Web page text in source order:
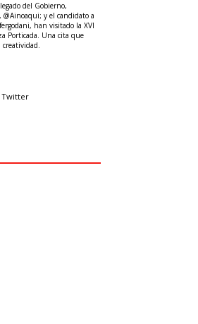
del Gobierno,
@Ainoaqui; y el candidato a
han visitado la XVI
Porticada. Una cita que
Twitter